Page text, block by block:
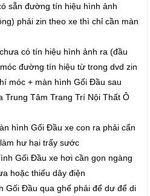
sẵn đường tín hiệu hình ảnh
phải zin theo xe thì chỉ cần màn
có tín hiệu hình ảnh ra (đầu
đường tín hiệu từ trong dvd zin
móc + màn hình Gối Đầu sau
Trung Tâm Trang Trí Nội Thất Ô
hình Gối Đầu xe con ra phải cẩn
hư hại trấy sước
Gối Đầu xe hơi cần gọn ngàng
hoặc thiếu dây điện
Gối Đầu qua ghế phải để dư để di